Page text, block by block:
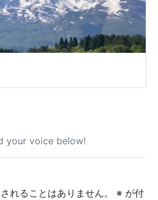
your voice below!
れることはありません。 ※ が付